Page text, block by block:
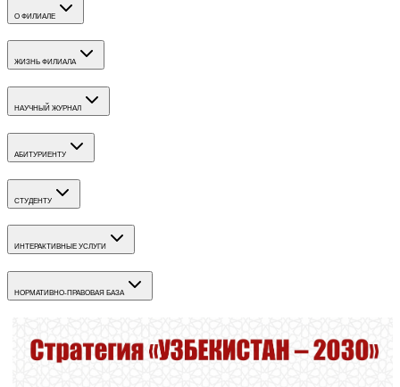
О ФИЛИАЛЕ
ЖИЗНЬ ФИЛИАЛА
НАУЧНЫЙ ЖУРНАЛ
АБИТУРИЕНТУ
СТУДЕНТУ
ИНТЕРАКТИВНЫЕ УСЛУГИ
НОРМАТИВНО-ПРАВОВАЯ БАЗА